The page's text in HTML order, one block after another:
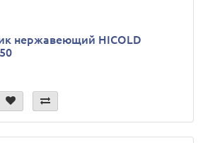
нержавеющий HICOLD